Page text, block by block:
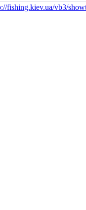
fishing.kiev.ua/vb3/